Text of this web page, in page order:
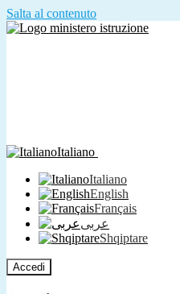
Salta al contenuto
Italiano
Italiano
English
Français
عربى
Shqiptare
Accedi